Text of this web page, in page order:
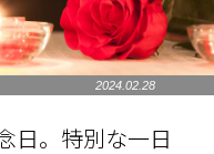
2024.02.28
日。特別な一日